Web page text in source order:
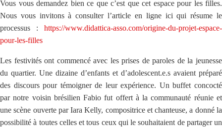
Vous vous demandez bien ce que c’est que cet espace pour les filles.
Nous vous invitons à consulter l’article en ligne ici qui résume le
processus : https://www.didattica-asso.com/origine-du-projet-espace-
pour-les-filles
Les festivités ont commencé avec les prises de paroles de la jeunesse
du quartier. Une dizaine d’enfants et d’adolescent.e.s avaient préparé
des discours pour témoigner de leur expérience. Un buffet concocté
par notre voisin brésilien Fabio fut offert à la communauté réunie et
une scène ouverte par Iara Kelly, compositrice et chanteuse, a donné la
possibilité à toutes celles et tous ceux qui le souhaitaient de partager un